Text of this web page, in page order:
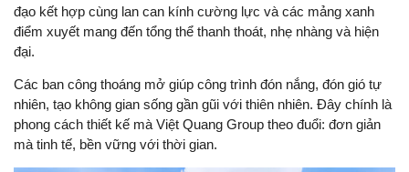
đạo kết hợp cùng lan can kính cường lực và các mảng xanh
điểm xuyết mang đến tổng thể thanh thoát, nhẹ nhàng và hiện
đại.
Các ban công thoáng mở giúp công trình đón nắng, đón gió tự
nhiên, tạo không gian sống gần gũi với thiên nhiên. Đây chính là
phong cách thiết kế mà Việt Quang Group theo đuổi: đơn giản
mà tinh tế, bền vững với thời gian.